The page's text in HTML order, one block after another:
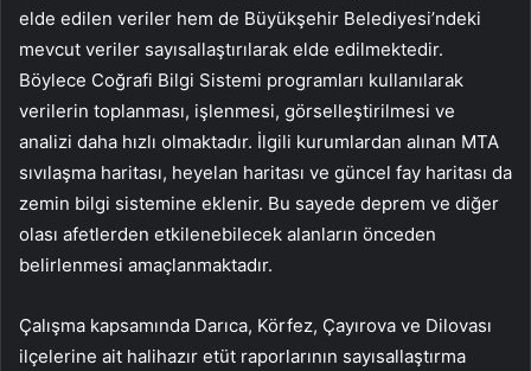
elde edilen veriler hem de Büyükşehir Belediyesi’ndeki
mevcut veriler sayısallaştırılarak elde edilmektedir.
Böylece Coğrafi Bilgi Sistemi programları kullanılarak
verilerin toplanması, işlenmesi, görselleştirilmesi ve
analizi daha hızlı olmaktadır. İlgili kurumlardan alınan MTA
sıvılaşma haritası, heyelan haritası ve güncel fay haritası da
zemin bilgi sistemine eklenir. Bu sayede deprem ve diğer
olası afetlerden etkilenebilecek alanların önceden
belirlenmesi amaçlanmaktadır.
Çalışma kapsamında Darıca, Körfez, Çayırova ve Dilovası
ilçelerine ait halihazır etüt raporlarının sayısallaştırma